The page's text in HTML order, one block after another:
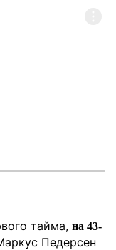
тайма, на 43-
Педерсен